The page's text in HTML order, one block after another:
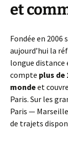
et
Fondée en
aujourd’hui la
longue distance
compte plus de
mondeet
Paris. Sur les
Paris —
de trajets